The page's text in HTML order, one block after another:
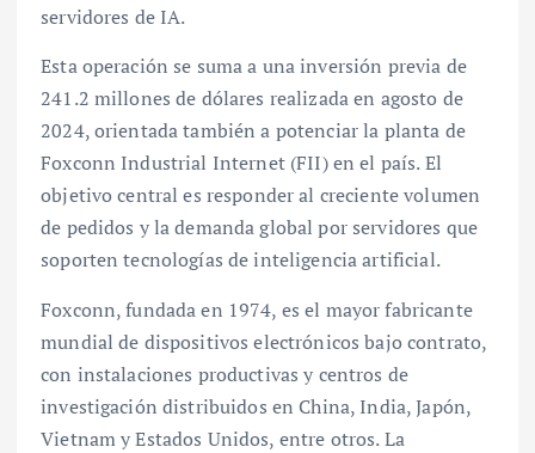
servidores de IA.
Esta operación se suma a una inversión previa de
241.2 millones de dólares realizada en agosto de
2024, orientada también a potenciar la planta de
Foxconn Industrial Internet (FII) en el país. El
objetivo central es responder al creciente volumen
de pedidos y la demanda global por servidores que
soporten tecnologías de inteligencia artificial.
Foxconn, fundada en 1974, es el mayor fabricante
mundial de dispositivos electrónicos bajo contrato,
con instalaciones productivas y centros de
investigación distribuidos en China, India, Japón,
Vietnam y Estados Unidos, entre otros. La